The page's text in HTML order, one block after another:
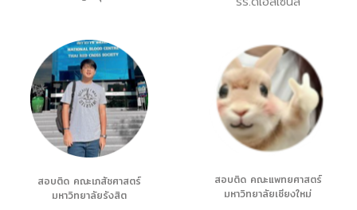
สอบติด คณะเภสัชศาสตร์
มหาวิทยาลัยรังสิต
สอบติด คณะแพทยศาสตร์
มหาวิทยาลัยเชียงใหม่